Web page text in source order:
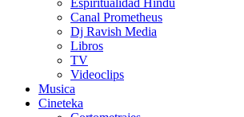
Espiritualidad Hindu
Canal Prometheus
Dj Ravish Media
Libros
TV
Videoclips
Musica
Cineteka